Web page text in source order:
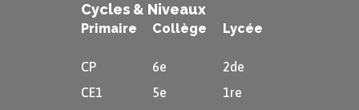
Cycles & Niveaux
Primaire
CP
CE1
Collège
6e
5e
Lycée
2de
1re